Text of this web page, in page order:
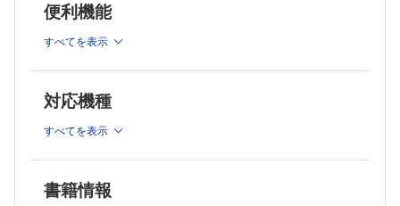
・抗RANKL抗体（デノスマブ）（山内 美香 ほか）
abaloparatide）（田中 健一 ほか）
・ステロイド性骨粗鬆症（田中 郁子）
・がん治療に伴う骨粗鬆症（中村 信元 ほか）
合併症・併存症をもつ骨粗鬆症患者における予防・治療の
・関節リウマチ×骨粗鬆症（中野 和久）
便利機能
すべてを表示
対応機種
すべてを表示
書籍情報